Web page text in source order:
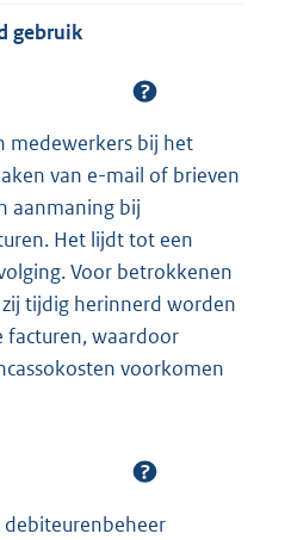
gebruik
medewerkers bij het
van e-mail of brieven
aanmaning bij
Het lijdt tot een
Voor betrokkenen
tijdig herinnerd worden
facturen, waardoor
voorkomen